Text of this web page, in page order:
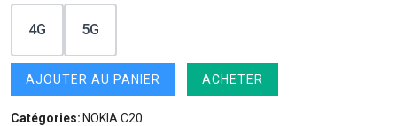
4G 5G
AJOUTER AU PANIER ACHETER
Catégories: NOKIA C20